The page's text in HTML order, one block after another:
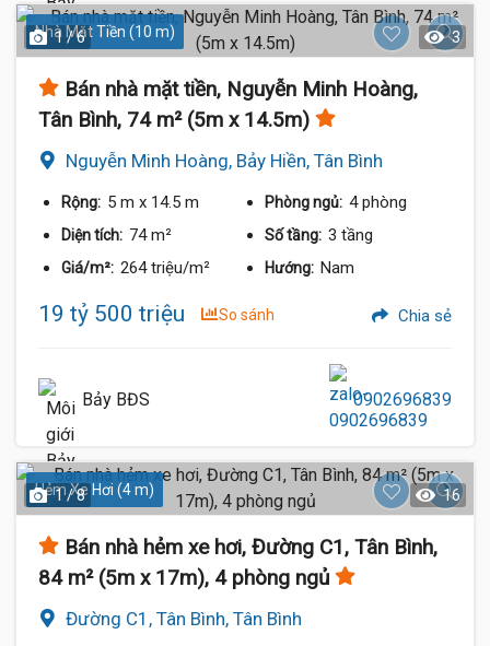
Nhà Mặt Tiền (10 m)
1 / 6 3
Bán nhà mặt tiền, Nguyễn Minh Hoàng,
Tân Bình, 74 m² (5m x 14.5m)
Nguyễn Minh Hoàng, Bảy Hiền, Tân Bình
Rộng: 5 m x 14.5 m Phòng ngủ: 4 phòng
Diện tích: 74 m² Số tầng: 3 tầng
Giá/m²: 264 triệu/m² Hướng: Nam
19 tỷ 500 triệu So sánh Chia sẻ
Bảy BĐS 0902696839
Hẻm Xe Hơi (4 m)
1 / 8 16
Bán nhà hẻm xe hơi, Đường C1, Tân Bình,
84 m² (5m x 17m), 4 phòng ngủ
Đường C1, Tân Bình, Tân Bình